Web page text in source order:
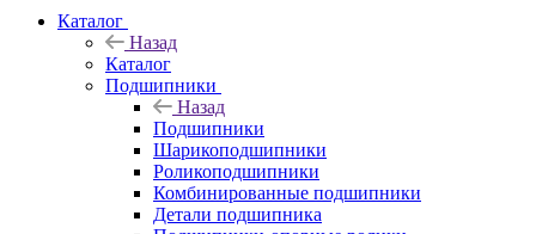
Каталог
Назад
Каталог
Подшипники
Назад
Подшипники
Шарикоподшипники
Роликоподшипники
Комбинированные подшипники
Детали подшипника